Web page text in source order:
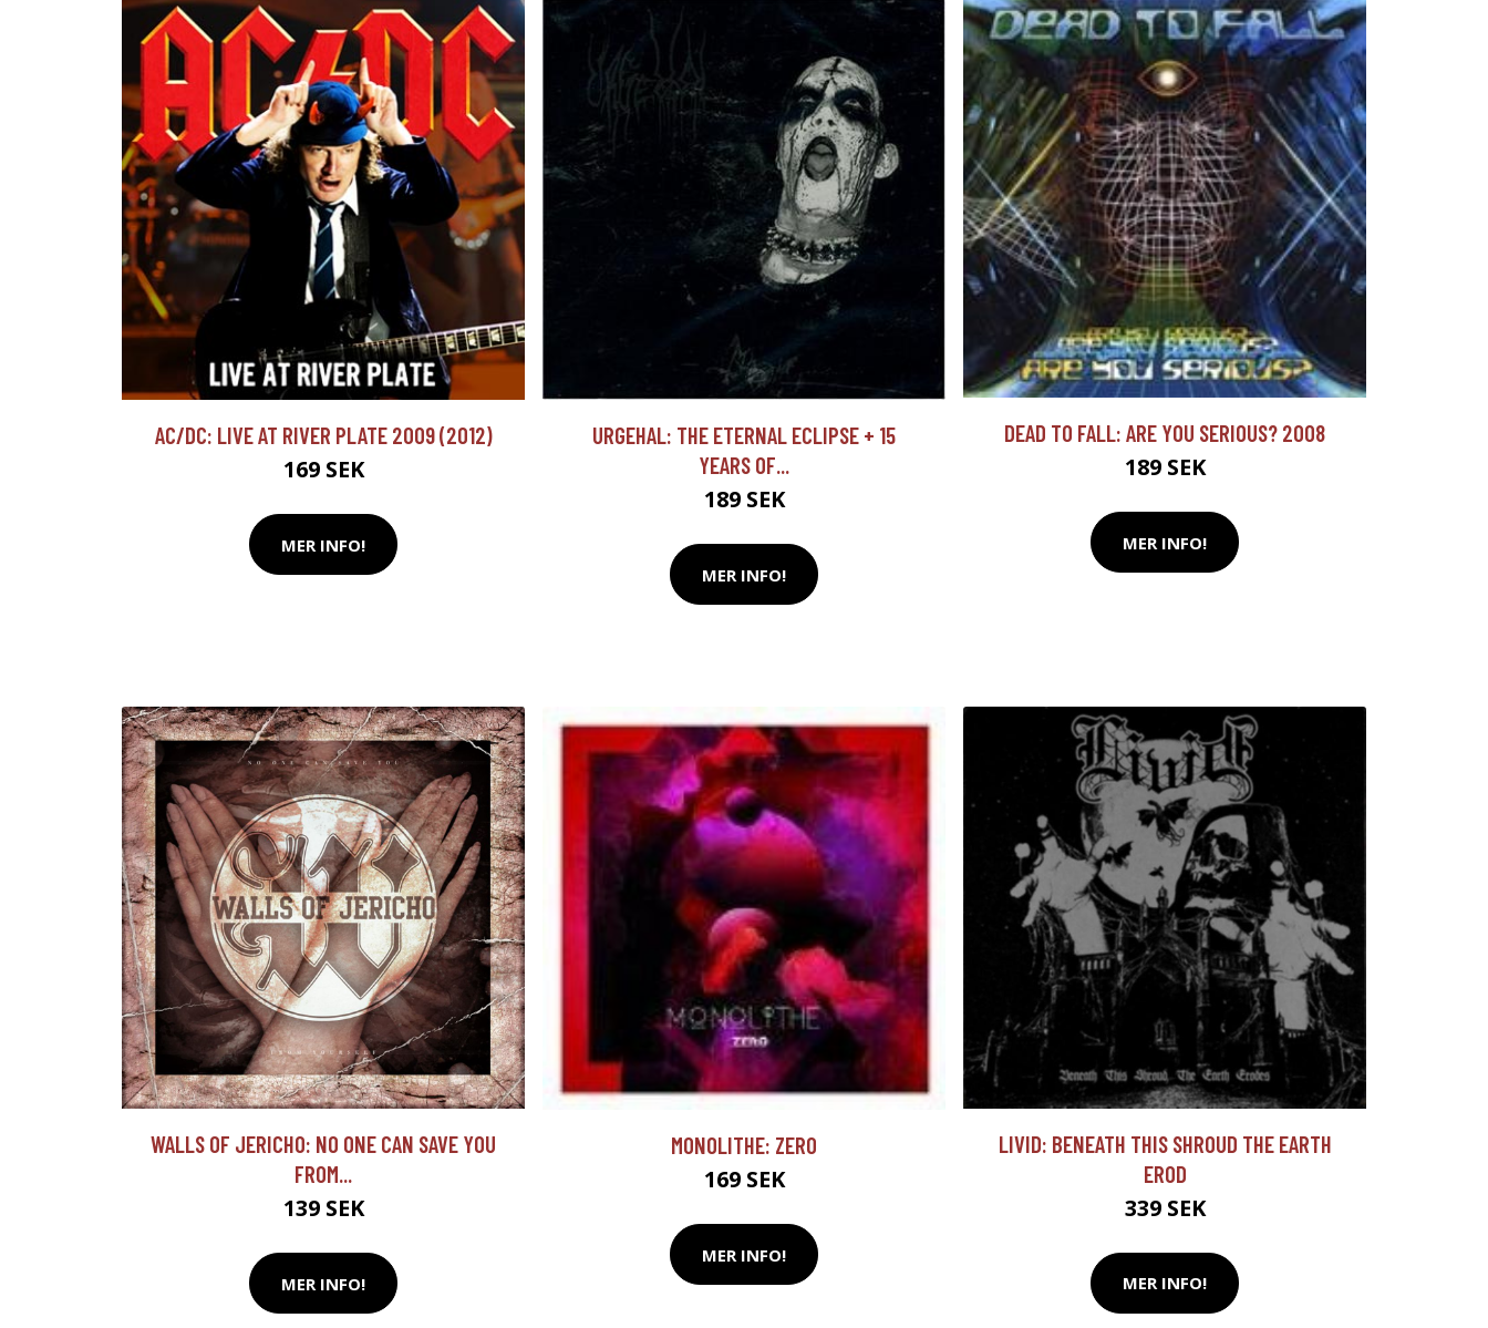
AC/DC: LIVE AT RIVER PLATE 2009 (2012)
169 SEK
MER INFO!
URGEHAL: THE ETERNAL ECLIPSE + 15
YEARS OF...
189 SEK
MER INFO!
DEAD TO FALL: ARE YOU SERIOUS? 2008
189 SEK
MER INFO!
WALLS OF JERICHO: NO ONE CAN SAVE YOU
FROM...
139 SEK
MER INFO!
MONOLITHE: ZERO
169 SEK
MER INFO!
LIVID: BENEATH THIS SHROUD THE EARTH
EROD
339 SEK
MER INFO!